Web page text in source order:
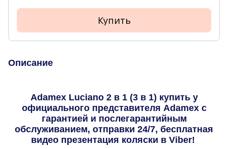
Купить
Описание
Adamex Luciano 2 в 1 (3 в 1) купить у
официального представителя Adamex с
гарантией и послегарантийным
обслуживанием, отправки 24/7, бесплатная
видео презентация коляски в Viber!